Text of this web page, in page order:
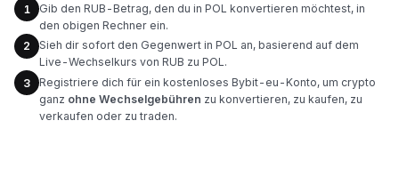
1
Gib den RUB-Betrag, den du in POL konvertieren möchtest, in
den obigen Rechner ein.
2
Sieh dir sofort den Gegenwert in POL an, basierend auf dem
Live-Wechselkurs von RUB zu POL.
3
Registriere dich für ein kostenloses Bybit-eu-Konto, um crypto
ganz ohne Wechselgebühren zu konvertieren, zu kaufen, zu
verkaufen oder zu traden.